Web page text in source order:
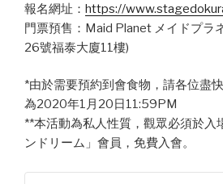
報名網址： https://
門票預售：Maid Planet メイドプラ
26號福泰大廈11樓)
*由於需要預約到會食物，請各位盡
為2020年1月20日11:59PM
**本活動為私人性質，觀眾必須於入
ンドリーム」會員，免費入會。